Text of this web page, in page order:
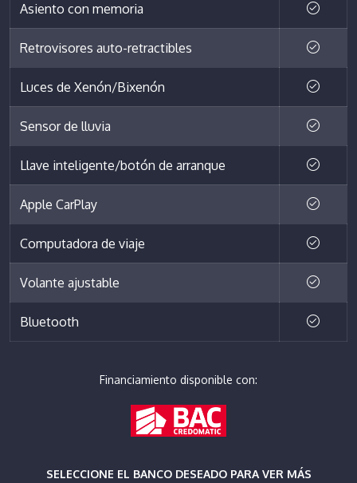
Asiento con memoria
Retrovisores auto-retractibles
Luces de Xenón/Bixenón
Sensor de lluvia
Llave inteligente/botón de arranque
Apple CarPlay
Computadora de viaje
Volante ajustable
Bluetooth
Financiamiento disponible con:
SELECCIONE EL BANCO DESEADO PARA VER MÁS